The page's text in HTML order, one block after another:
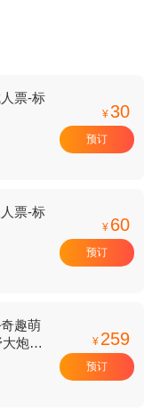
票-标
¥30
预订
票-标
¥ 60
预订
趣萌
炮
¥ 259
预订